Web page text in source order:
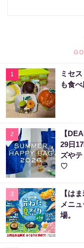
1
ミセ
も食
2
【
29日
ズや
♡
3
【は
メニ
場。